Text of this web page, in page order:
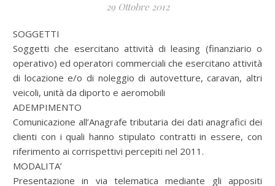
29 Ottobre 2012
SOGGETTI
Soggetti che esercitano attività di leasing (finanziario o
operativo) ed operatori commerciali che esercitano attività
di locazione e/o di noleggio di autovetture, caravan, altri
veicoli, unità da diporto e aeromobili
ADEMPIMENTO
Comunicazione all’Anagrafe tributaria dei dati anagrafici dei
clienti con i quali hanno stipulato contratti in essere, con
riferimento ai corrispettivi percepiti nel 2011.
MODALITA’
Presentazione in via telematica mediante gli appositi